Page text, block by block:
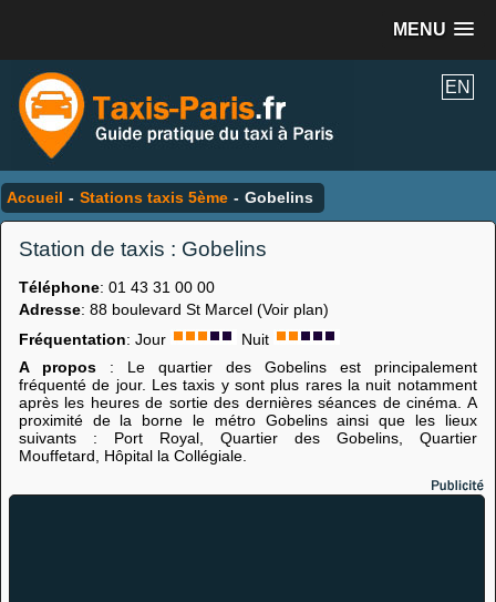
MENU
EN
Accueil - Stations taxis 5ème - Gobelins
Station de taxis : Gobelins
Téléphone: 01 43 31 00 00
Adresse: 88 boulevard St Marcel (Voir plan)
Fréquentation: Jour
Nuit
A propos: Le quartier des Gobelins est principalement
fréquenté de jour. Les taxis y sont plus rares la nuit notamment
après les heures de sortie des dernières séances de cinéma. A
proximité de la borne le métro Gobelins ainsi que les lieux
suivants : Port Royal, Quartier des Gobelins, Quartier
Mouffetard, Hôpital la Collégiale.